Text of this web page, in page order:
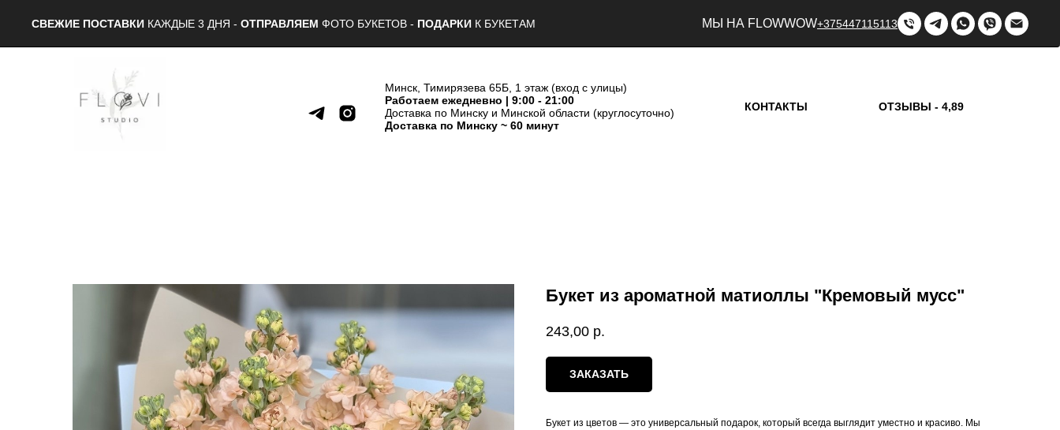
СВЕЖИЕ ПОСТАВКИ КАЖДЫЕ 3 ДНЯ - ОТПРАВЛЯЕМ ФОТО БУКЕТОВ - ПОДАРКИ К БУКЕТАМ МЫ НА FLOWWOW+375447115113
Минск, Тимирязева 65Б, 1 этаж (вход с улицы)
Работаем ежедневно | 9:00 - 21:00
Доставка по Минску и Минской области (круглосуточно)
Доставка по Минску ~ 60 минут
КОНТАКТЫ ОТЗЫВЫ - 4,89
Букет из ароматной матиоллы "Кремовый мусс"
243,00 р.
ЗАКАЗАТЬ
Букет из цветов — это универсальный подарок, который всегда выглядит уместно и красиво. Мы